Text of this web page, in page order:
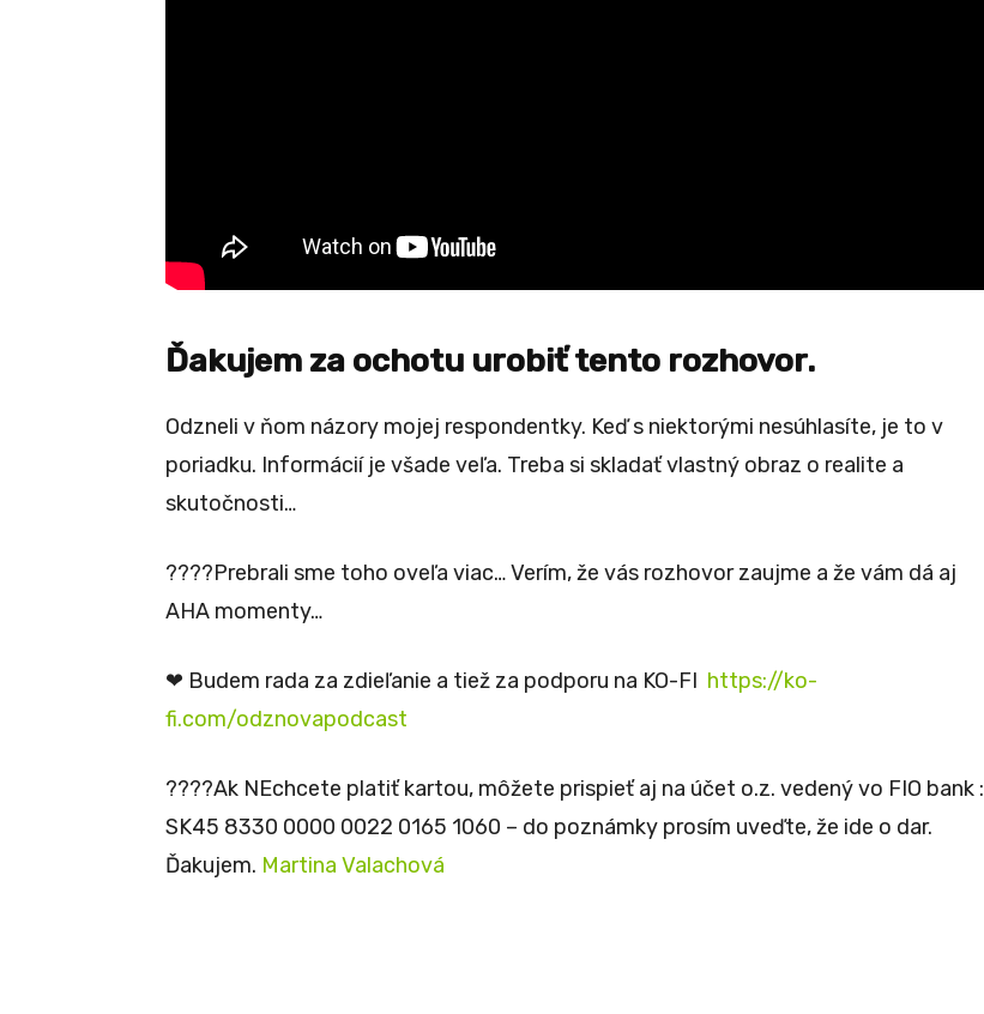
Ďakujem za ochotu urobiť tento rozhovor.
Odzneli v ňom názory mojej respondentky. Keď s niektorými nesúhlasíte, je to v
poriadku. Informácií je všade veľa. Treba si skladať vlastný obraz o realite a
skutočnosti…
????Prebrali sme toho oveľa viac… Verím, že vás rozhovor zaujme a že vám dá aj
AHA momenty…
❤ Budem rada za zdieľanie a tiež za podporu na KO-FI https://ko-
fi.com/odznovapodcast
????Ak NEchcete platiť kartou, môžete prispieť aj na účet o.z. vedený vo FIO bank :
SK45 8330 0000 0022 0165 1060 – do poznámky prosím uveďte, že ide o dar.
Ďakujem. Martina Valachová